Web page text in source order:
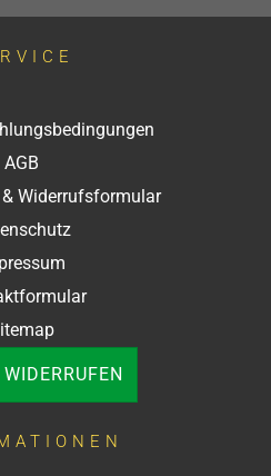
AGB
Widerrufsformular